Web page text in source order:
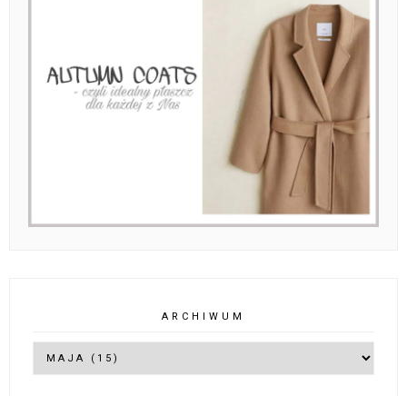
ARCHIWUM